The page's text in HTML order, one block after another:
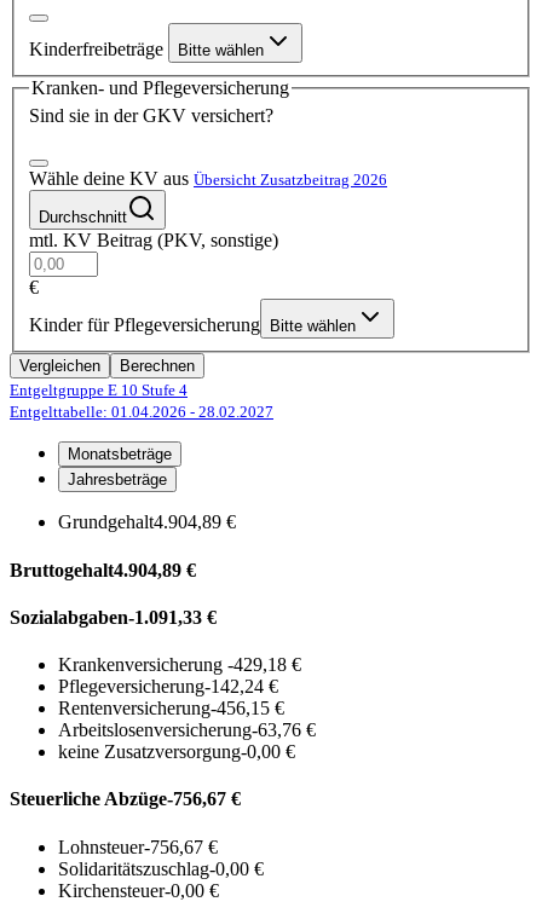
Kinderfreibeträge Bitte wählen
Kranken- und Pflegeversicherung
Sind sie in der GKV versichert?
Wähle deine KV aus Übersicht Zusatzbeitrag 2026
Durchschnitt
mtl. KV Beitrag (PKV, sonstige)
€
Kinder für Pflegeversicherung
Bitte wählen
Vergleichen
Berechnen
Entgeltgruppe E 10 Stufe 4
Entgelttabelle: 01.04.2026 - 28.02.2027
Monatsbeträge
Jahresbeträge
Grundgehalt4.904,89 €
Bruttogehalt4.904,89 €
Sozialabgaben-1.091,33 €
Krankenversicherung -429,18 €
Pflegeversicherung-142,24 €
Rentenversicherung-456,15 €
Arbeitslosenversicherung-63,76 €
keine Zusatzversorgung-0,00 €
Steuerliche Abzüge-756,67 €
Lohnsteuer-756,67 €
Solidaritätszuschlag-0,00 €
Kirchensteuer-0,00 €